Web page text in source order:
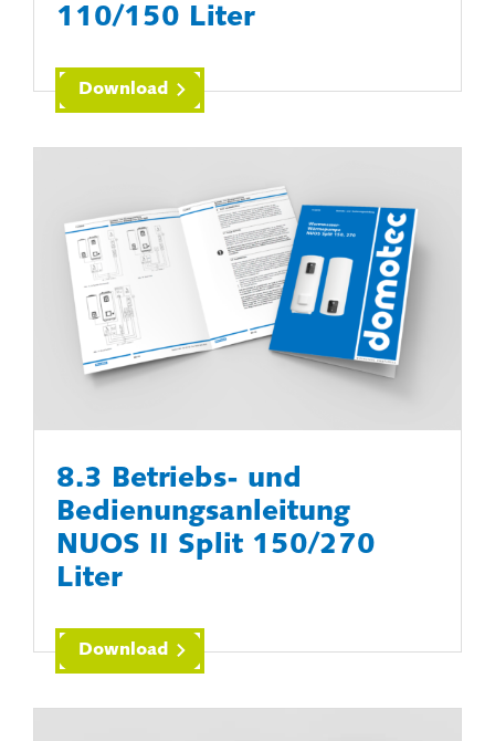
110/150 Liter
Download
8.3 Betriebs- und
Bedienungsanleitung
NUOS II Split 150/270
Liter
Download